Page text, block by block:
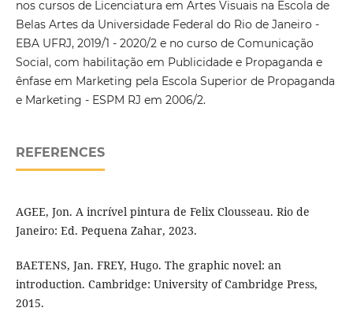
nos cursos de Licenciatura em Artes Visuais na Escola de
Belas Artes da Universidade Federal do Rio de Janeiro -
EBA UFRJ, 2019/1 - 2020/2 e no curso de Comunicação
Social, com habilitação em Publicidade e Propaganda e
ênfase em Marketing pela Escola Superior de Propaganda
e Marketing - ESPM RJ em 2006/2.
REFERENCES
AGEE, Jon. A incrível pintura de Felix Clousseau. Rio de
Janeiro: Ed. Pequena Zahar, 2023.
BAETENS, Jan. FREY, Hugo. The graphic novel: an
introduction. Cambridge: University of Cambridge Press,
2015.